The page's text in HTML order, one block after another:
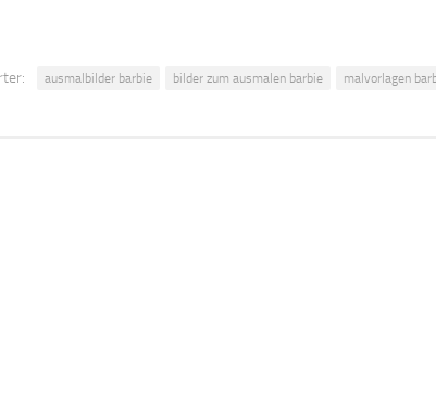
ausmalbilder barbie bilder zum ausmalen barbie malvorlagen